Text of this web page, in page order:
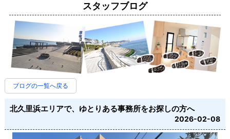
スタッフブログ
ブログの一覧へ戻る
北久里浜エリアで、ゆとりある事務所をお探しの方へ
2026-02-08